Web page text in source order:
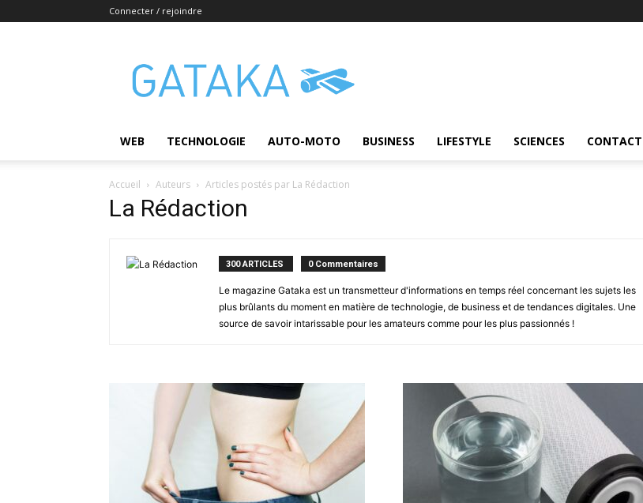
Connecter / rejoindre
WEB TECHNOLOGIE AUTO-MOTO BUSINESS LIFESTYLE SCIENCES CONTACT
Accueil Auteurs Articles postés par La Rédaction
La Rédaction
300 ARTICLES 0 Commentaires
Le magazine Gataka est un transmetteur d'informations en temps réel concernant les sujets les
plus brûlants du moment en matière de technologie, de business et de tendances digitales. Une
source de savoir intarissable pour les amateurs comme pour les plus passionnés !